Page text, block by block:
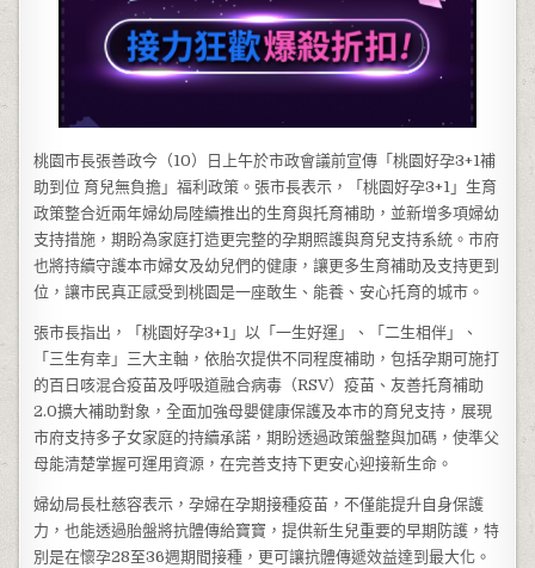
桃園市長張善政今（10）日上午於市政會議前宣傳「桃園好孕3+1補
助到位 育兒無負擔」福利政策。張市長表示，「桃園好孕3+1」生育
政策整合近兩年婦幼局陸續推出的生育與托育補助，並新增多項婦幼
支持措施，期盼為家庭打造更完整的孕期照護與育兒支持系統。市府
也將持續守護本市婦女及幼兒們的健康，讓更多生育補助及支持更到
位，讓市民真正感受到桃園是一座敢生、能養、安心托育的城市。
張市長指出，「桃園好孕3+1」以「一生好運」、「二生相伴」、
「三生有幸」三大主軸，依胎次提供不同程度補助，包括孕期可施打
的百日咳混合疫苗及呼吸道融合病毒（RSV）疫苗、友善托育補助
2.0擴大補助對象，全面加強母嬰健康保護及本市的育兒支持，展現
市府支持多子女家庭的持續承諾，期盼透過政策盤整與加碼，使準父
母能清楚掌握可運用資源，在完善支持下更安心迎接新生命。
婦幼局長杜慈容表示，孕婦在孕期接種疫苗，不僅能提升自身保護
力，也能透過胎盤將抗體傳給寶寶，提供新生兒重要的早期防護，特
別是在懷孕28至36週期間接種，更可讓抗體傳遞效益達到最大化。